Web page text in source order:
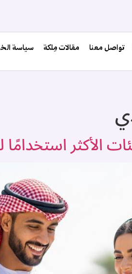
تواصل معنا مقالات مِلكة سياسة